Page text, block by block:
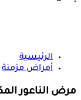
الرئيسية
أمراض مزمنة
مرض الناعور